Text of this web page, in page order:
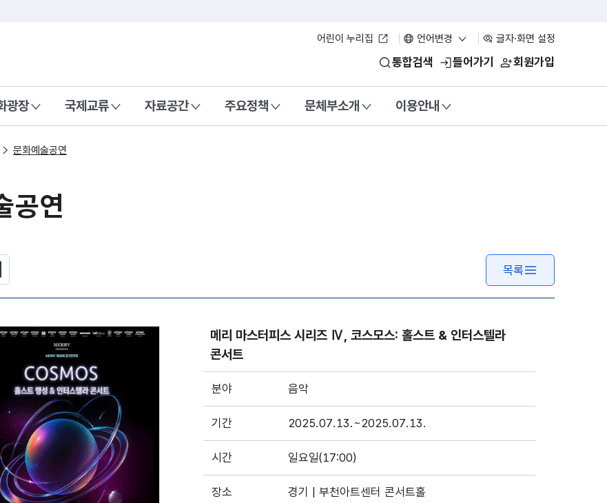
어린이 누리집 언어변경 글자·화면 설정
라, 함께 행복한 대한민국 통합검색 들어가기 회원가입
광장 국제교류 자료공간 주요정책 문체부소개 이용안내
문화예술공연
공연
콘텐츠 설정하기
목록
메리 마스터피스 시리즈 Ⅳ, 코스모스: 홀스트 & 인터스텔라
콘서트
분야 음악
기간 2025.07.13.~2025.07.13.
시간 일요일(17:00)
장소 경기 | 부천아트센터 콘서트홀